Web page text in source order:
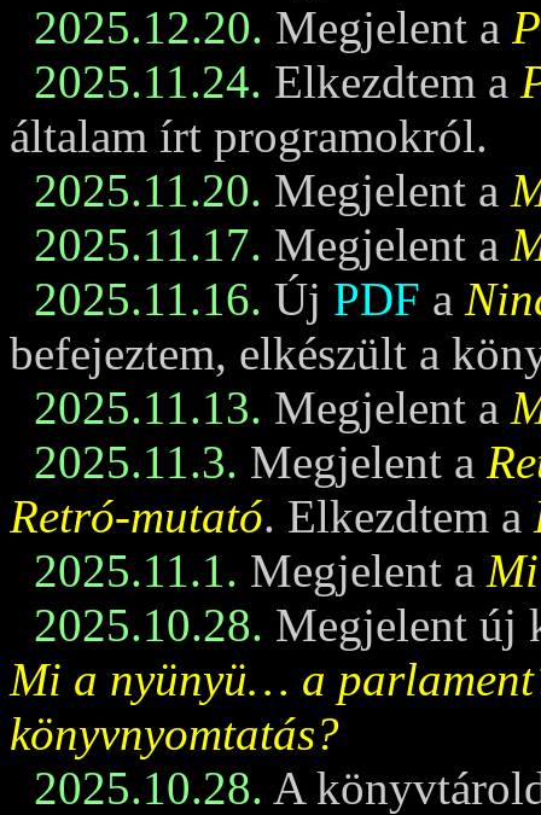
2025.12.20. Megjelent a
2025.11.24. Elkezdtem a
általam írt programokról.
2025.11.20. Megjelent a
2025.11.17. Megjelent a
2025.11.16. Új PDF a
befejeztem, elkészült a
2025.11.13. Megjelent a
2025.11.3. Megjelent a
Retró-mutató. Elkezdtem a
2025.11.1. Megjelent a
2025.10.28. Megjelent új
Mi a nyünyü… a
könyvnyomtatás?
2025.10.28. A